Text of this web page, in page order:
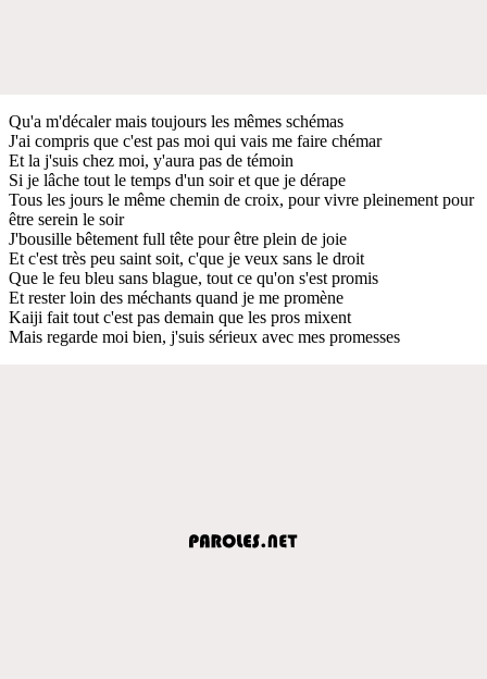
Qu'a m'décaler mais toujours les mêmes schémas
J'ai compris que c'est pas moi qui vais me faire chémar
Et la j'suis chez moi, y'aura pas de témoin
Si je lâche tout le temps d'un soir et que je dérape
Tous les jours le même chemin de croix, pour vivre pleinement pour
être serein le soir
J'bousille bêtement full tête pour être plein de joie
Et c'est très peu saint soit, c'que je veux sans le droit
Que le feu bleu sans blague, tout ce qu'on s'est promis
Et rester loin des méchants quand je me promène
Kaiji fait tout c'est pas demain que les pros mixent
Mais regarde moi bien, j'suis sérieux avec mes promesses